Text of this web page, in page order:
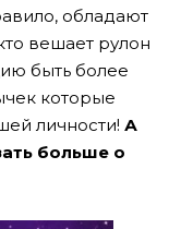
обладают
вешает рулон
быть более
которые
личности! А
больше о